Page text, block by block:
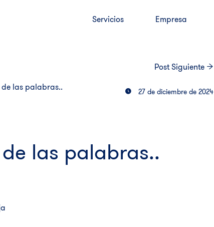
Servicios Empresa
PostSiguiente
las palabras.. 27 de diciembre de 2024
las palabras..